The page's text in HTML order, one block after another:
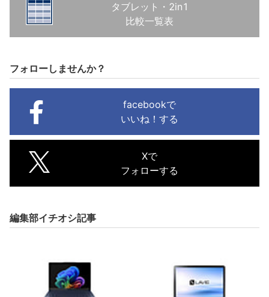
タブレット・2in1
比較一覧表
フォローしませんか？
facebookで
いいね！する
Xで
フォローする
編集部イチオシ記事